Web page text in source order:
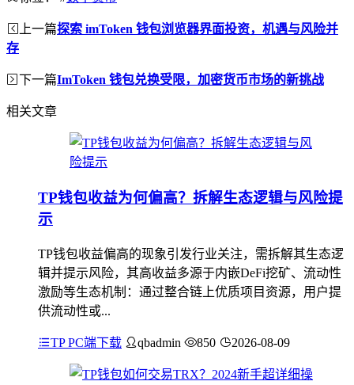
上一篇探索 imToken 钱包浏览器界面投资，机遇与风险并
存
下一篇ImToken 钱包兑换受限，加密货币市场的新挑战
相关文章
TP钱包收益为何偏高？拆解生态逻辑与风险提
示
TP钱包收益偏高的现象引发行业关注，需拆解其生态逻
辑并提示风险，其高收益多源于内嵌DeFi挖矿、流动性
激励等生态机制：通过整合链上优质项目资源，用户提
供流动性或...
TP PC端下载 qbadmin 850 2026-08-09